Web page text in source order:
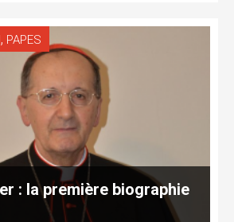
, PAPES
: la première biographie